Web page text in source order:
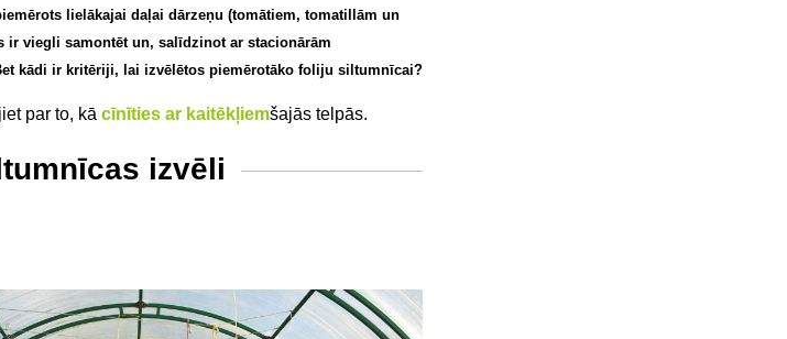
lielākajai daļai dārzeņu (tomātiem, tomatillām un
ir viegli samontēt un, salīdzinot ar stacionārām
kādi ir kritēriji, lai izvēlētos piemērotāko foliju siltumnīcai?
par to, kā cīnīties ar kaitēkļiemšajās telpās.
izvēli